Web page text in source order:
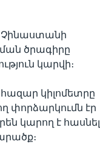
Չինաստանի
ծրագիրը
կարվի։
կիլոմետրը
փորձարկումն էր
կարող է հասնել